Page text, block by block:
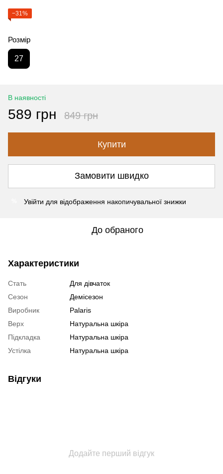
−31%
Розмір
27
В наявності
589 грн 849 грн
Купити
Замовити швидко
Увійти для відображення накопичувальної знижки
До обраного
Характеристики
Стать
Для дівчаток
Сезон
Демісезон
Виробник
Palaris
Верх
Натуральна шкіра
Підкладка
Натуральна шкіра
Устілка
Натуральна шкіра
Відгуки
Додайте перший відгук